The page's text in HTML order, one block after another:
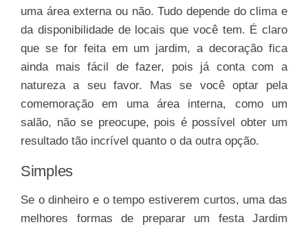
uma área externa ou não. Tudo depende do clima e
da disponibilidade de locais que você tem. É claro
que se for feita em um jardim, a decoração fica
ainda mais fácil de fazer, pois já conta com a
natureza a seu favor. Mas se você optar pela
comemoração em uma área interna, como um
salão, não se preocupe, pois é possível obter um
resultado tão incrível quanto o da outra opção.
Simples
Se o dinheiro e o tempo estiverem curtos, uma das
melhores formas de preparar um festa Jardim